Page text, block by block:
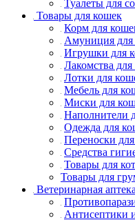
Туалеты для
Товары для кошек
Корм для
Амуниция для
Игрушки для
Лакомства
Лотки для
Мебель для
Миски для
Наполнители
Одежда для
Переноски
Средства
Товары для
Товары для
Ветеринарная аптека
Антисептики